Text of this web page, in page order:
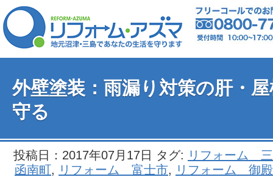
外壁塗装：雨漏り対策の肝・
守る
投稿日：2017年07月17日 タグ: リフォーム
函南町, リフォーム 富士市, リフォーム 御